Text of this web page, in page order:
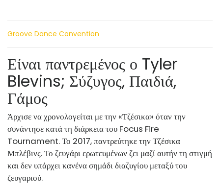
Groove Dance Convention
Είναι παντρεμένος ο Tyler
Blevins; Σύζυγος, Παιδιά,
Γάμος
Άρχισε να χρονολογείται με την «Τζέσικα» όταν την
συνάντησε κατά τη διάρκεια του Focus Fire
Tournament. Το 2017, παντρεύτηκε την Τζέσικα
Μπλέβινς. Το ζευγάρι ερωτευμένων ζει μαζί αυτήν τη στιγμή
και δεν υπάρχει κανένα σημάδι διαζυγίου μεταξύ του
ζευγαριού.